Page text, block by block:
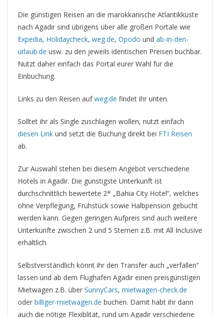
Die günstigen Reisen an die marokkanische Atlantikküste
nach Agadir sind übrigens über alle großen Portale wie
Expedia, Holidaycheck, weg.de, Opodo und ab-in-den-
urlaub.de usw. zu den jeweils identischen Preisen buchbar.
Nutzt daher einfach das Portal eurer Wahl für die
Einbuchung.
Links zu den Reisen aufweg.de findet ihr unten.
Solltet ihr als Single zuschlagen wollen, nutzt einfach
diesen Link und setzt die Buchung direkt bei FTI Reisen
ab.
Zur Auswahl stehen bei diesem Angebot verschiedene
Hotels in Agadir. Die günstigste Unterkunft ist
durchschnittlich bewertete 2* „Bahia City Hotel“, welches
ohne Verpflegung, Frühstück sowie Halbpension gebucht
werden kann. Gegen geringen Aufpreis sind auch weitere
Unterkünfte zwischen 2 und 5 Sternen z.B. mit All Inclusive
erhältlich.
Selbstverständlich könnt ihr den Transfer auch „verfallen“
lassen und ab dem Flughafen Agadir einen preisgünstigen
Mietwagen z.B. über SunnyCars, mietwagen-check.de
oder billiger-mietwagen.de buchen. Damit habt ihr dann
auch die nötige Flexiblität, rund um Agadir verschiedene